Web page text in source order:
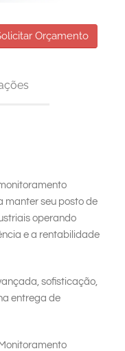
Orçamento
manter seu posto de
operando
e a rentabilidade
sofisticação,
entrega de